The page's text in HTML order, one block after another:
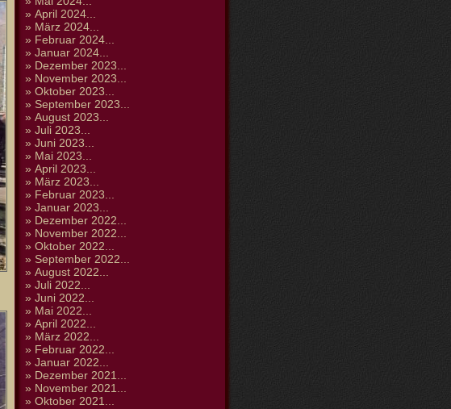
» April 2024...
» März 2024...
» Februar 2024...
» Januar 2024...
» Dezember 2023...
» November 2023...
» Oktober 2023...
» September 2023...
» August 2023...
» Juli 2023...
» Juni 2023...
» Mai 2023...
» April 2023...
» März 2023...
» Februar 2023...
» Januar 2023...
» Dezember 2022...
» November 2022...
» Oktober 2022...
» September 2022...
» August 2022...
» Juli 2022...
» Juni 2022...
» Mai 2022...
» April 2022...
» März 2022...
» Februar 2022...
» Januar 2022...
» Dezember 2021...
» November 2021...
» Oktober 2021...